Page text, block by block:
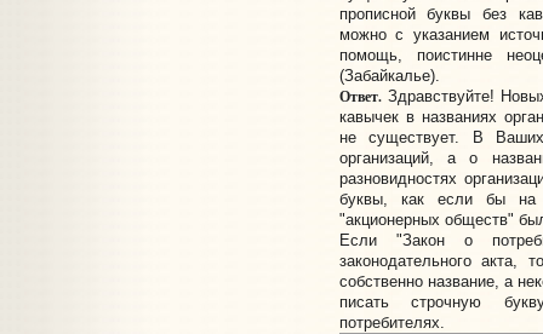
прописной буквы без
можно с указанием
помощь, поистинне
(Забайкалье).
Ответ.Здравствуйте!
кавычек в названиях
не существует. В
организаций, а о
разновидностях
буквы, как если бы на
"акционерных обществ"
Если "Закон о
законодательного
собственно название, а
писать строчную
потребителях.